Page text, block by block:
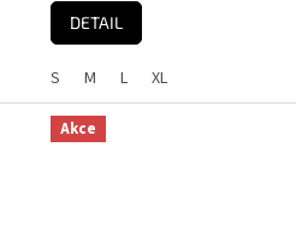
DETAIL
S M L XL
Akce